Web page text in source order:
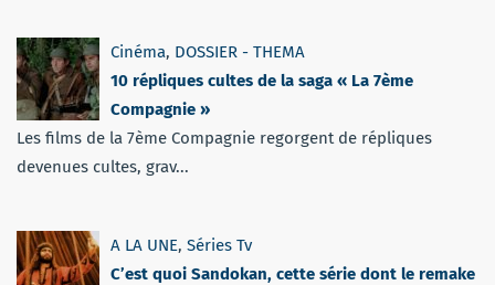
Cinéma, DOSSIER - THEMA
10 répliques cultes de la saga « La 7ème
Compagnie »
Les films de la 7ème Compagnie regorgent de répliques
devenues cultes, grav...
A LA UNE, Séries Tv
C’est quoi Sandokan, cette série dont le remake